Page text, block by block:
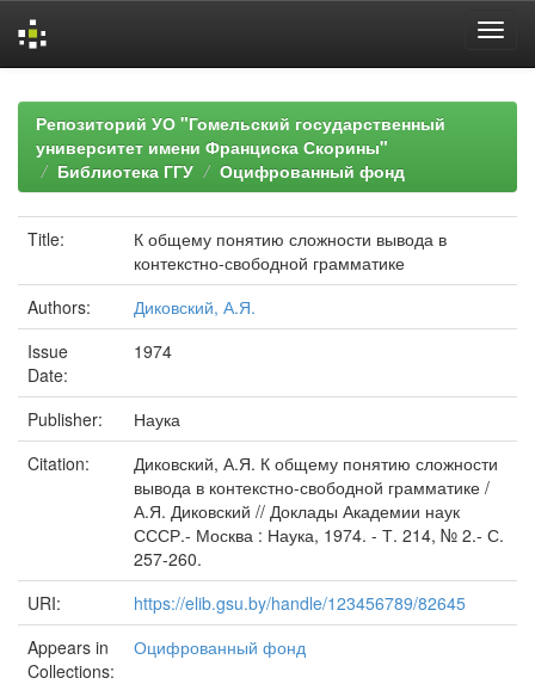
navigationРепозиторий УО "Гомельский государственный
университет имени Франциска Скорины"
Библиотека ГГУ
Оцифрованный фонд
Title:
К общему понятию сложности вывода в
контекстно-свободной грамматике
Authors:
Диковский, А.Я.
Issue
Date:
1974
Publisher:
Наука
Citation:
Диковский, А.Я. К общему понятию сложности
вывода в контекстно-свободной грамматике /
А.Я. Диковский // Доклады Академии наук
СССР.- Москва : Наука, 1974. - Т. 214, № 2.- С.
257-260.
URI:
https://elib.gsu.by/handle/123456789/82645
Appears in
Collections:
Оцифрованный фонд